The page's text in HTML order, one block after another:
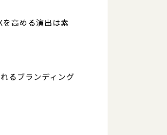
高める演出は素
るブランディング